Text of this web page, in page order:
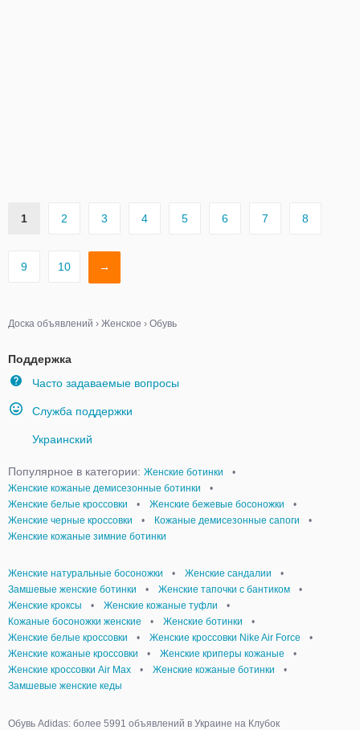
1 2 3 4 5 6 7 8
9 10 →
Доска объявлений › Женское › Обувь
Поддержка
Часто задаваемые вопросы
Служба поддержки
Украинский
Популярное в категории: Женские ботинки
•
Женские кожаные демисезонные ботинки
•
Женские белые кроссовки
• Женские бежевые босоножки
•
Женские черные кроссовки
• Кожаные демисезонные сапоги
•
Женские кожаные зимние ботинки
Женские натуральные босоножки • Женские сандалии
•
Замшевые женские ботинки
• Женские тапочки с бантиком
•
Женские кроксы
• Женские кожаные туфли
•
Кожаные босоножки женские
• Женские ботинки
•
Женские белые кроссовки
• Женские кроссовки Nike Air Force
•
Женские кожаные кроссовки
• Женские криперы кожаные
•
Женские кроссовки Air Max
• Женские кожаные ботинки
•
Замшевые женские кеды
Обувь Adidas: более 5991 объявлений в Украине на Клубок